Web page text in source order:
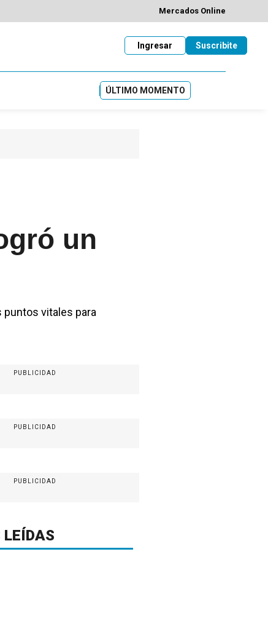
Mercados Online
Suscribite
Ingresar
ÚLTIMO MOMENTO
un
puntos vitales para
PUBLICIDAD
PUBLICIDAD
PUBLICIDAD